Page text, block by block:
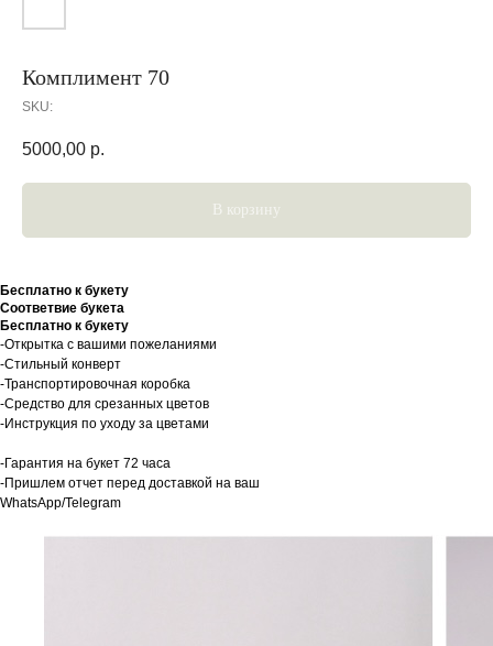
Комплимент 70
SKU:
5000,00 р.
В корзину
Бесплатно к букету
Соответвие букета
Бесплатно к букету
-Открытка с вашими пожеланиями
-Стильный конверт
-Транспортировочная коробка
-Средство для срезанных цветов
-Инструкция по уходу за цветами
-Гарантия на букет 72 часа
-Пришлем отчет перед доставкой на ваш
WhatsApp/Telegram